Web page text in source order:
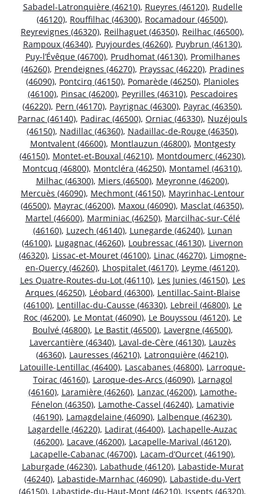
Sabadel-Latronquière (46210), Rueyres (46120), Rudelle
(46120), Rouffilhac (46300), Rocamadour (46500),
Reyrevignes (46320), Reilhaguet (46350), Reilhac (46500),
Rampoux (46340), Puyjourdes (46260), Puybrun (46130),
Puy-l’Évêque (46700), Prudhomat (46130), Promilhanes
(46260), Prendeignes (46270), Prayssac (46220), Pradines
(46090), Pontcirq (46150), Pomarède (46250), Planioles
(46100), Pinsac (46200), Peyrilles (46310), Pescadoires
(46220), Pern (46170), Payrignac (46300), Payrac (46350),
Parnac (46140), Padirac (46500), Orniac (46330), Nuzéjouls
(46150), Nadillac (46360), Nadaillac-de-Rouge (46350),
Montvalent (46600), Montlauzun (46800), Montgesty
(46150), Montet-et-Bouxal (46210), Montdoumerc (46230),
Montcuq (46800), Montcléra (46250), Montamel (46310),
Milhac (46300), Miers (46500), Meyronne (46200),
Mercuès (46090), Mechmont (46150), Mayrinhac-Lentour
(46500), Mayrac (46200), Maxou (46090), Masclat (46350),
Martel (46600), Marminiac (46250), Marcilhac-sur-Célé
(46160), Luzech (46140), Lunegarde (46240), Lunan
(46100), Lugagnac (46260), Loubressac (46130), Livernon
(46320), Lissac-et-Mouret (46100), Linac (46270), Limogne-
en-Quercy (46260), Lhospitalet (46170), Leyme (46120),
Les Quatre-Routes-du-Lot (46110), Les Junies (46150), Les
Arques (46250), Léobard (46300), Lentillac-Saint-Blaise
(46100), Lentillac-du-Causse (46330), Lebreil (46800), Le
Roc (46200), Le Montat (46090), Le Bouyssou (46120), Le
Boulvé (46800), Le Bastit (46500), Lavergne (46500),
Lavercantière (46340), Laval-de-Cère (46130), Lauzès
(46360), Lauresses (46210), Latronquière (46210),
Latouille-Lentillac (46400), Lascabanes (46800), Larroque-
Toirac (46160), Laroque-des-Arcs (46090), Larnagol
(46160), Laramière (46260), Lanzac (46200), Lamothe-
Fénelon (46350), Lamothe-Cassel (46240), Lamativie
(46190), Lamagdelaine (46090), Lalbenque (46230),
Lagardelle (46220), Ladirat (46400), Lachapelle-Auzac
(46200), Lacave (46200), Lacapelle-Marival (46120),
Lacapelle-Cabanac (46700), Lacam-d’Ourcet (46190),
Laburgade (46230), Labathude (46120), Labastide-Murat
(46240), Labastide-Marnhac (46090), Labastide-du-Vert
(46150), Labastide-du-Haut-Mont (46210), Issepts (46320),